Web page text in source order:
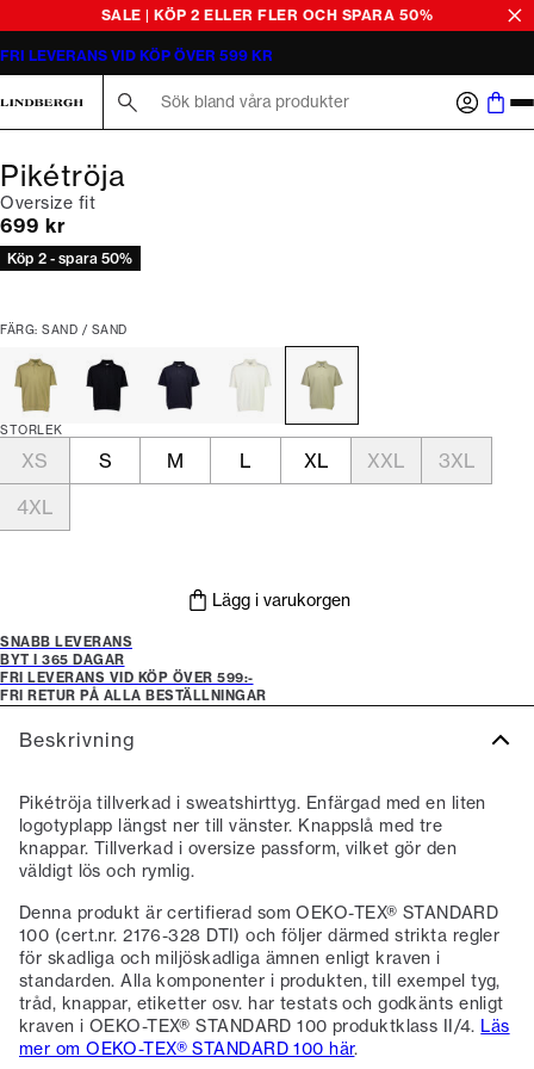
SALE | KÖP 2 ELLER FLER OCH SPARA 50%
FRI LEVERANS VID KÖP ÖVER 599 KR
Pikétröja
Oversize fit
Nuvarande pris
699 kr
Köp 2 - spara 50%
FÄRG: SAND / SAND
STORLEK
XS S M L XL XXL
3XL
4XL
Lägg i varukorgen
SNABB LEVERANS
BYT I 365 DAGAR
FRI LEVERANS VID KÖP ÖVER 599:-
FRI RETUR PÅ ALLA BESTÄLLNINGAR
Beskrivning
Pikétröja tillverkad i sweatshirttyg. Enfärgad med en liten
logotyplapp längst ner till vänster. Knappslå med tre
knappar. Tillverkad i oversize passform, vilket gör den
väldigt lös och rymlig.
Denna produkt är certifierad som OEKO-TEX® STANDARD
100 (cert.nr. 2176-328 DTI) och följer därmed strikta regler
för skadliga och miljöskadliga ämnen enligt kraven i
standarden. Alla komponenter i produkten, till exempel tyg,
tråd, knappar, etiketter osv. har testats och godkänts enligt
kraven i OEKO-TEX® STANDARD 100 produktklass II/4. Läs
mer om OEKO-TEX® STANDARD 100 här.